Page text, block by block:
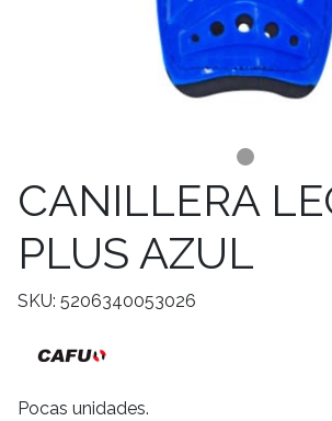
CANILLERA
PLUS AZUL
SKU: 5206340053026
Pocas unidades.